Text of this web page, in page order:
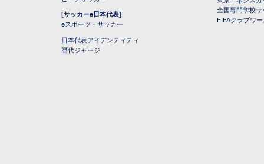
[サッカーe日本代表]
eスポーツ・サッカー
日本代表アイデンティティ
歴代ジャージ
全国専門学校
FIFAクラブワ